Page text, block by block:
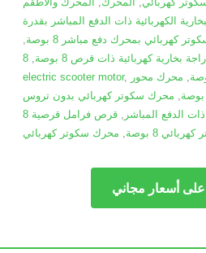
الكهربائية ذات الدفع المباشر بقدرة
كهربائي بمحرك دفع مباشر 8 بوصة
بخارية كهربائية ذات قرص 8 بوصة
8 inch drum brake
electric scooter motor,
محرك محور
ذات الدفع المباشر
قرص فرامل قرصية 8
8 بوصة
محرك سكوتر كهربائي
أسعار مجاني